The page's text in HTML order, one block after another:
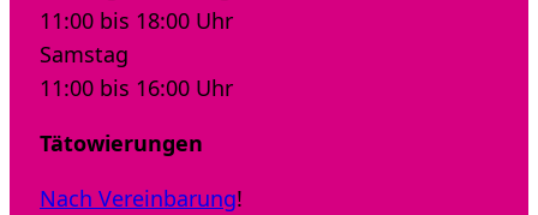
11:00 bis 18:00 Uhr
Samstag
11:00 bis 16:00 Uhr
Tätowierungen
Nach Vereinbarung!